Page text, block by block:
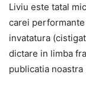
Liviu este tatal
carei
invatatura
dictare in limba
publicatia noastra